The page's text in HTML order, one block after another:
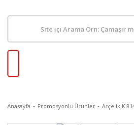
Anasayfa Promosyonlu Ürünler Arçelik K